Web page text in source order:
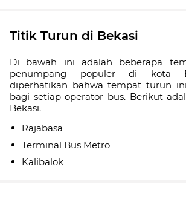
Titik Turun di Bekasi
Di bawah ini adalah beberapa
penumpang populer di kota
diperhatikan bahwa tempat turun
bagi setiap operator bus. Berikut
Bekasi.
Rajabasa
Terminal Bus Metro
Kalibalok